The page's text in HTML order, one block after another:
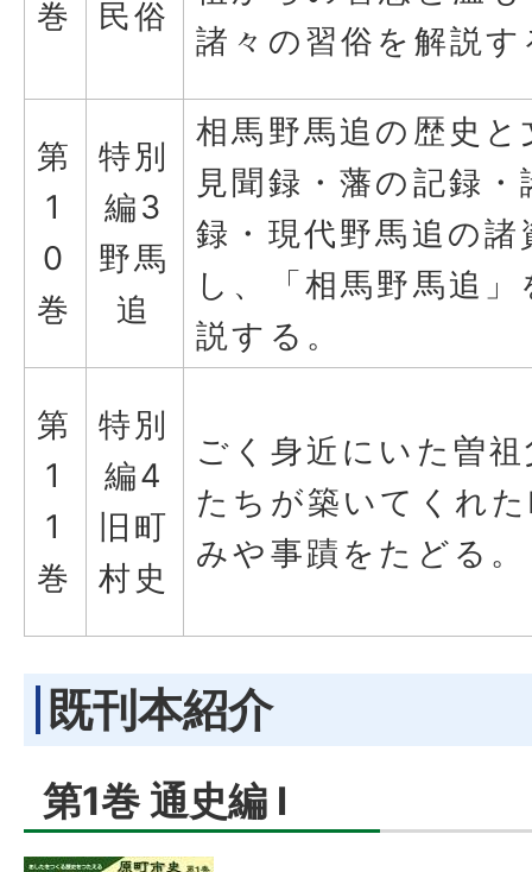
巻 民俗
諸々の習俗を解説す
第
1
0
巻
特別
編3
野馬
追
相馬野馬追の歴史
見聞録・藩の記録
録・現代野馬追の
し、「相馬野馬追
説する。
第
1
1
巻
特別
編4
旧町
村史
ごく身近にいた曽
たちが築いてくれ
みや事蹟をたどる。
既刊本紹介
第1巻 通史編 I